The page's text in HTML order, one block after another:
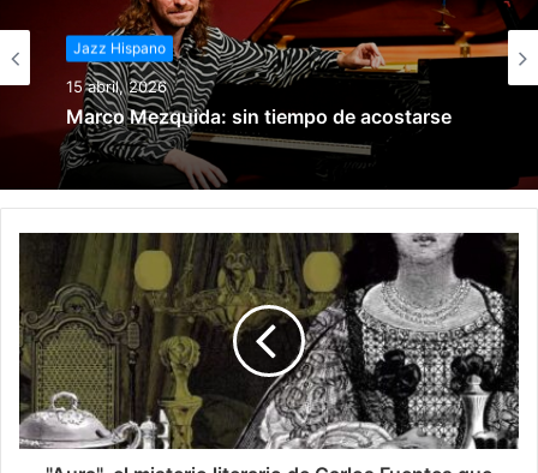
Jazz Hispano
15 abril, 2026
Marco Mezquida: sin tiempo de acostarse
Jazz Hispano
15 marzo, 2026
Historia del jazz en México